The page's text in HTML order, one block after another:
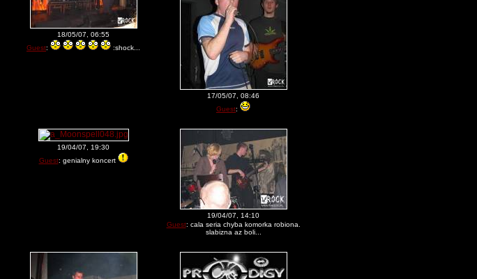
18/05/07, 06:55
Guest: :shock...
17/05/07, 08:46
Guest:
19/04/07, 19:30
Guest: genialny koncert
19/04/07, 14:10
Guest: cala seria chyba komorka robiona.
slabizna az boli...